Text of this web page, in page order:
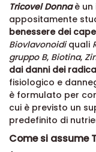
Tricovel Donnaè un
appositamente
benessere dei
Biovlavonoidiquali
gruppo B, Biotina,
dai danni dei
fisiologico e
è formulato per
cui è previsto un
predefinito di
Come si assume